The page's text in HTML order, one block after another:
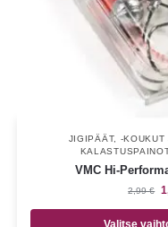
JIGIPÄÄT, -KOUKUT
VMC Hi-
2,99€